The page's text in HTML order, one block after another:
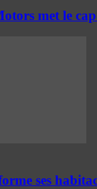
met le
ses